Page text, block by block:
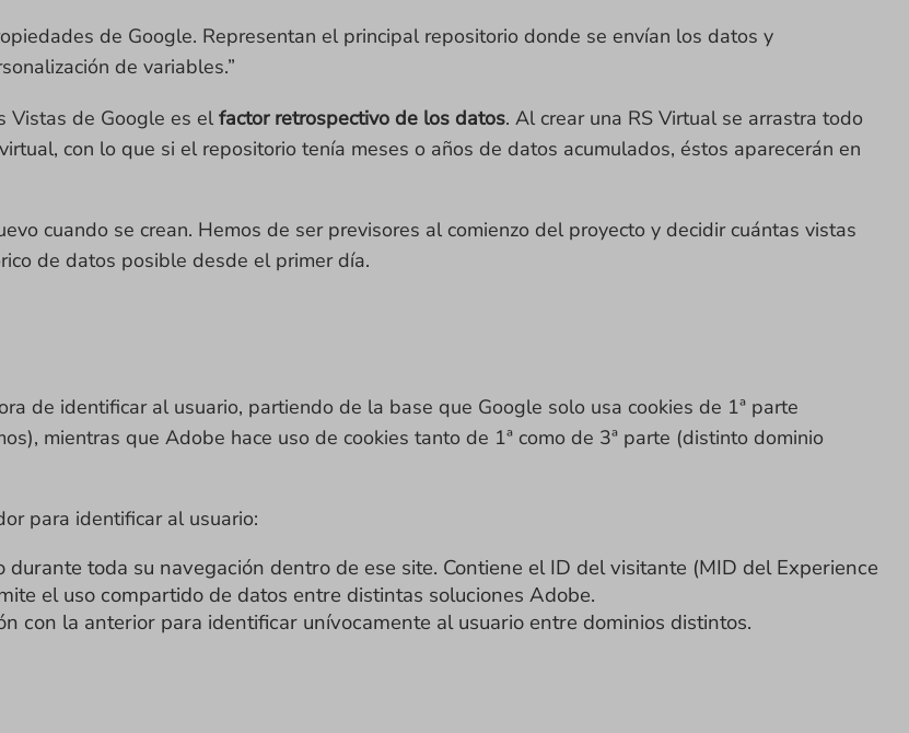
de Google. Representan el principal repositorio donde se envían los datos y
de variables.”
Vistas de Google es el factor retrospectivo de los datos. Al crear una RS Virtual se arrastra todo
con lo que si el repositorio tenía meses o años de datos acumulados, éstos aparecerán en
cuando se crean. Hemos de ser previsores al comienzo del proyecto y decidir cuántas vistas
de datos posible desde el primer día.
de identificar al usuario, partiendo de la base que Google solo usa cookies de 1ª parte
mientras que Adobe hace uso de cookies tanto de 1ª como de 3ª parte (distinto dominio
para identificar al usuario:
durante toda su navegación dentro de ese site. Contiene el ID del visitante (MID del Experience
el uso compartido de datos entre distintas soluciones Adobe.
con la anterior para identificar unívocamente al usuario entre dominios distintos.